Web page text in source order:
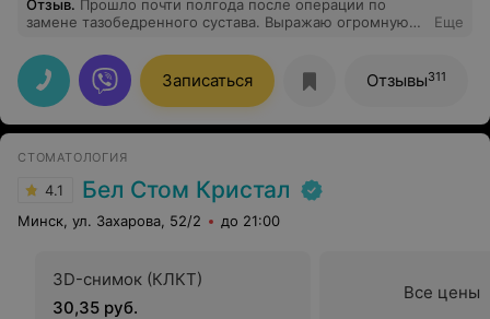
Отзыв. Прошло почти полгода после операции по
замене тазобедренного сустава. Выражаю огромную
выполненную работу. Он вернул меня к жизни без
боли! Искреняя благодарность его за
профессионализм и отношению к работе! Прекрасные
условия пребывания в отделении создают
дополнительный бонус для быстрого востановления
Еще
Записаться Отзывы311
СТОМАТОЛОГИЯ
4.1 Бел Стом Кристал
Минск, ул. Захарова, 52/2 до 21:00
3D-снимок (КЛКТ)
30,35 руб.
Все цены